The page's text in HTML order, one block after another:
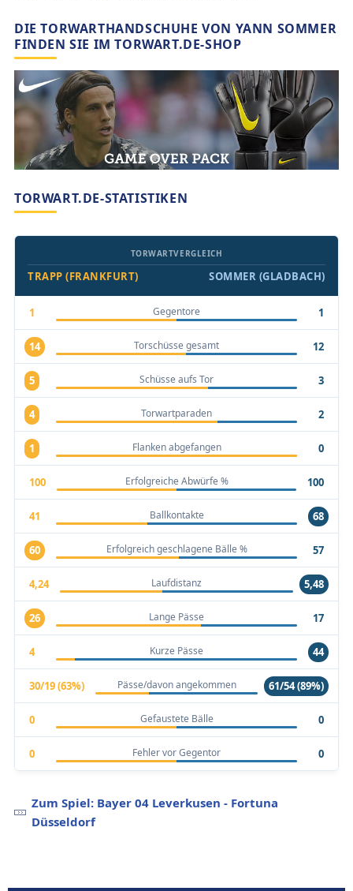
DIE TORWARTHANDSCHUHE VON YANN SOMMER
FINDEN SIE IM TORWART.DE-SHOP
TORWART.DE-STATISTIKEN
TRAPP (FRANKFURT)
TORWARTVERGLEICH
SOMMER (GLADBACH)
1 Gegentore 1
14 Torschüsse gesamt 12
5 Schüsse aufs Tor 3
4 Torwartparaden 2
1 Flanken abgefangen 0
100 Erfolgreiche Abwürfe % 100
41 Ballkontakte 68
60 Erfolgreich geschlagene Bälle % 57
4,24 Laufdistanz 5,48
26 Lange Pässe 17
4 Kurze Pässe 44
30/19 (63%) Pässe/davon angekommen 61/54 (89%)
0 Gefaustete Bälle 0
0 Fehler vor Gegentor 0
Zum Spiel: Bayer 04 Leverkusen - Fortuna
Düsseldorf